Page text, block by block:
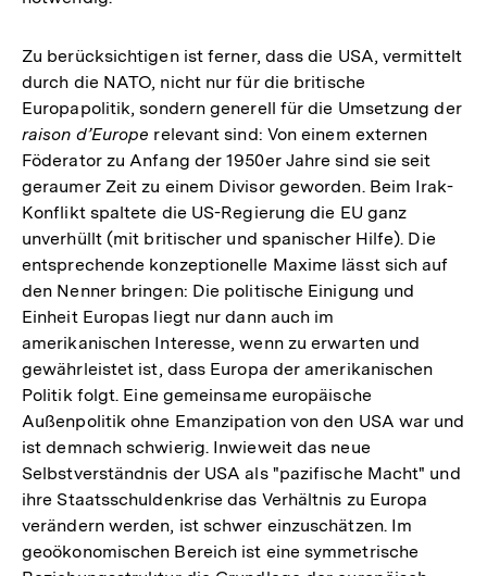
Zu berücksichtigen ist ferner, dass die USA, vermittelt
durch die NATO, nicht nur für die britische
Europapolitik, sondern generell für die Umsetzung der
raison d’Europe relevant sind: Von einem externen
Föderator zu Anfang der 1950er Jahre sind sie seit
geraumer Zeit zu einem Divisor geworden. Beim Irak-
Konflikt spaltete die US-Regierung die EU ganz
unverhüllt (mit britischer und spanischer Hilfe). Die
entsprechende konzeptionelle Maxime lässt sich auf
den Nenner bringen: Die politische Einigung und
Einheit Europas liegt nur dann auch im
amerikanischen Interesse, wenn zu erwarten und
gewährleistet ist, dass Europa der amerikanischen
Politik folgt. Eine gemeinsame europäische
Außenpolitik ohne Emanzipation von den USA war und
ist demnach schwierig. Inwieweit das neue
Selbstverständnis der USA als "pazifische Macht" und
ihre Staatsschuldenkrise das Verhältnis zu Europa
verändern werden, ist schwer einzuschätzen. Im
geoökonomischen Bereich ist eine symmetrische